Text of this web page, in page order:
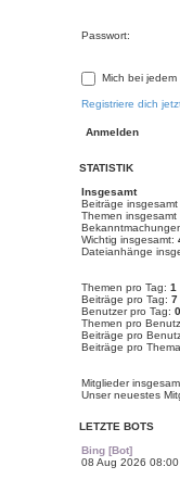
Passwort:
Mich bei
Registriere dich
STATISTIK
Insgesamt
Beiträge insgesamt
Themen insgesamt
Wichtig insgesamt:
Dateianhänge
Themen pro Tag: 1
Beiträge pro Tag: 7
Benutzer pro Tag: 0
Themen pro
Beiträge pro
Beiträge pro
Mitglieder
Unser neuestes
LETZTE BOTS
Bing [Bot]
08 Aug 2026 08:00